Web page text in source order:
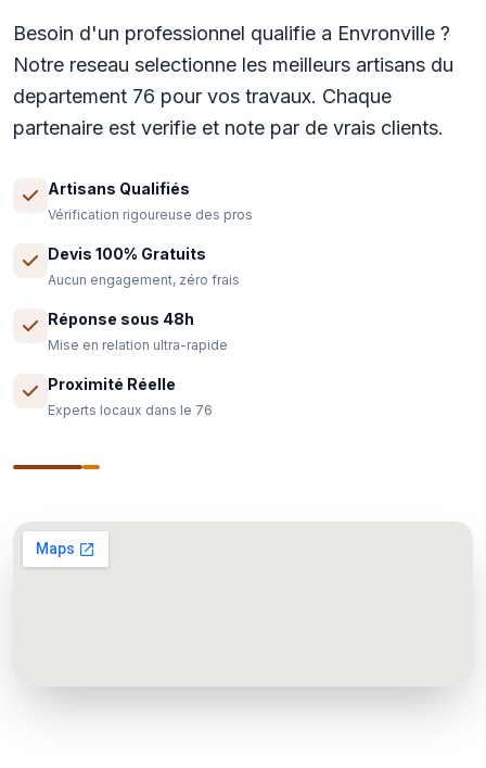
Besoin d'un professionnel qualifie a Envronville ?
Notre reseau selectionne les meilleurs artisans du
departement 76 pour vos travaux. Chaque
partenaire est verifie et note par de vrais clients.
Artisans Qualifiés
Vérification rigoureuse des pros
Devis 100% Gratuits
Aucun engagement, zéro frais
Réponse sous 48h
Mise en relation ultra-rapide
Proximité Réelle
Experts locaux dans le 76